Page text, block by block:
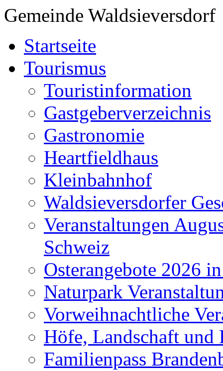
Gemeinde Waldsieversdorf
Startseite
Tourismus
Touristinformation
Gastgeberverzeichnis
Gastronomie
Heartfieldhaus
Kleinbahnhof
Waldsieversdorfer
Veranstaltungen
Schweiz
Osterangebote 2026
Naturpark
Vorweihnachtliche
Höfe, Landschaft und
Familienpass